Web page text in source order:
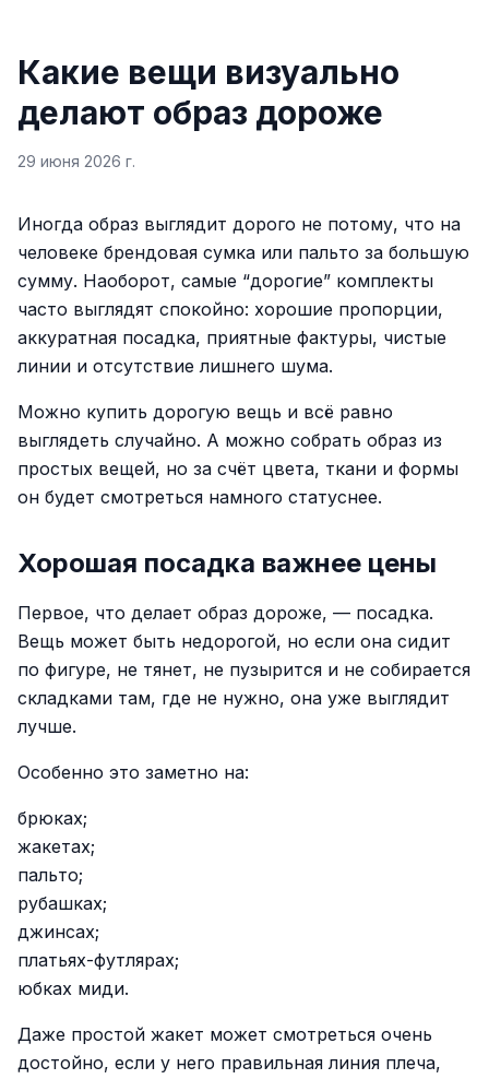
Какие вещи визуально
делают образ дороже
29 июня 2026 г.
Иногда образ выглядит дорого не потому, что на
человеке брендовая сумка или пальто за большую
сумму. Наоборот, самые “дорогие” комплекты
часто выглядят спокойно: хорошие пропорции,
аккуратная посадка, приятные фактуры, чистые
линии и отсутствие лишнего шума.
Можно купить дорогую вещь и всё равно
выглядеть случайно. А можно собрать образ из
простых вещей, но за счёт цвета, ткани и формы
он будет смотреться намного статуснее.
Хорошая посадка важнее цены
Первое, что делает образ дороже, — посадка.
Вещь может быть недорогой, но если она сидит
по фигуре, не тянет, не пузырится и не собирается
складками там, где не нужно, она уже выглядит
лучше.
Особенно это заметно на:
брюках;
жакетах;
пальто;
рубашках;
джинсах;
платьях-футлярах;
юбках миди.
Даже простой жакет может смотреться очень
достойно, если у него правильная линия плеча,